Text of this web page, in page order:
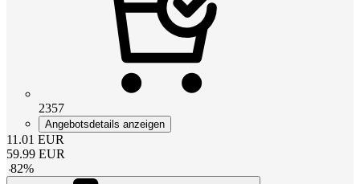
2357
Angebotsdetails anzeigen
11.01 EUR
59.99 EUR
-82%